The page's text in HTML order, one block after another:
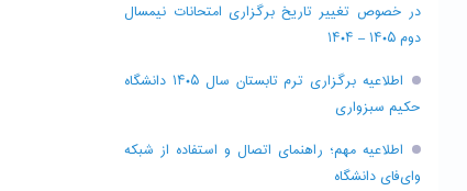
در خصوص تغییر تاریخ برگزاری امتحانات نیمسال
دوم ۱۴۰۵ – ۱۴۰۴
اطلاعیه برگزاری ترم تابستان سال ۱۴۰۵ دانشگاه
حکیم سبزواری
اطلاعیه مهم؛ راهنمای اتصال و استفاده از شبکه
وای‌فای دانشگاه